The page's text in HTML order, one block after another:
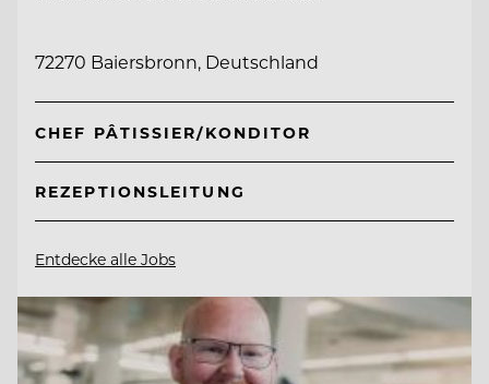
72270 Baiersbronn, Deutschland
CHEF PÂTISSIER/KONDITOR
REZEPTIONSLEITUNG
Entdecke alle Jobs